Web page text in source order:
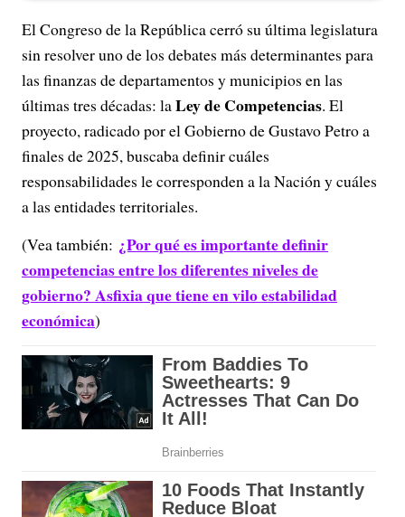
El Congreso de la República cerró su última legislatura
sin resolver uno de los debates más determinantes para
las finanzas de departamentos y municipios en las
últimas tres décadas: laLey de Competencias. El
proyecto, radicado por el Gobierno de Gustavo Petro a
finales de 2025, buscaba definir cuáles
responsabilidades le corresponden a la Nación y cuáles
a las entidades territoriales.
(Vea también: ¿Por qué es importante definir
competencias entre los diferentes niveles de
gobierno? Asfixia que tiene en vilo estabilidad
económica)